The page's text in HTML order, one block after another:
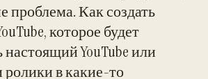
проблема. Как создать
которое будет
YouTube или
ролики в какие-то